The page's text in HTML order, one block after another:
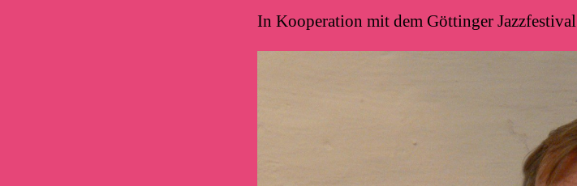
In Kooperation mit dem Göttinger Jazzfestival